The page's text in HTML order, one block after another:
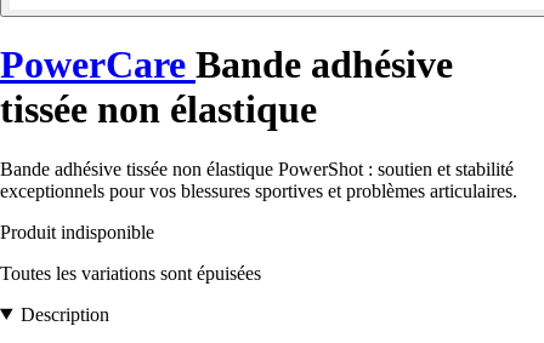
PowerCare Bande adhésive
tissée non élastique
Bande adhésive tissée non élastique PowerShot : soutien et stabilité
exceptionnels pour vos blessures sportives et problèmes articulaires.
Produit indisponible
Toutes les variations sont épuisées
Description